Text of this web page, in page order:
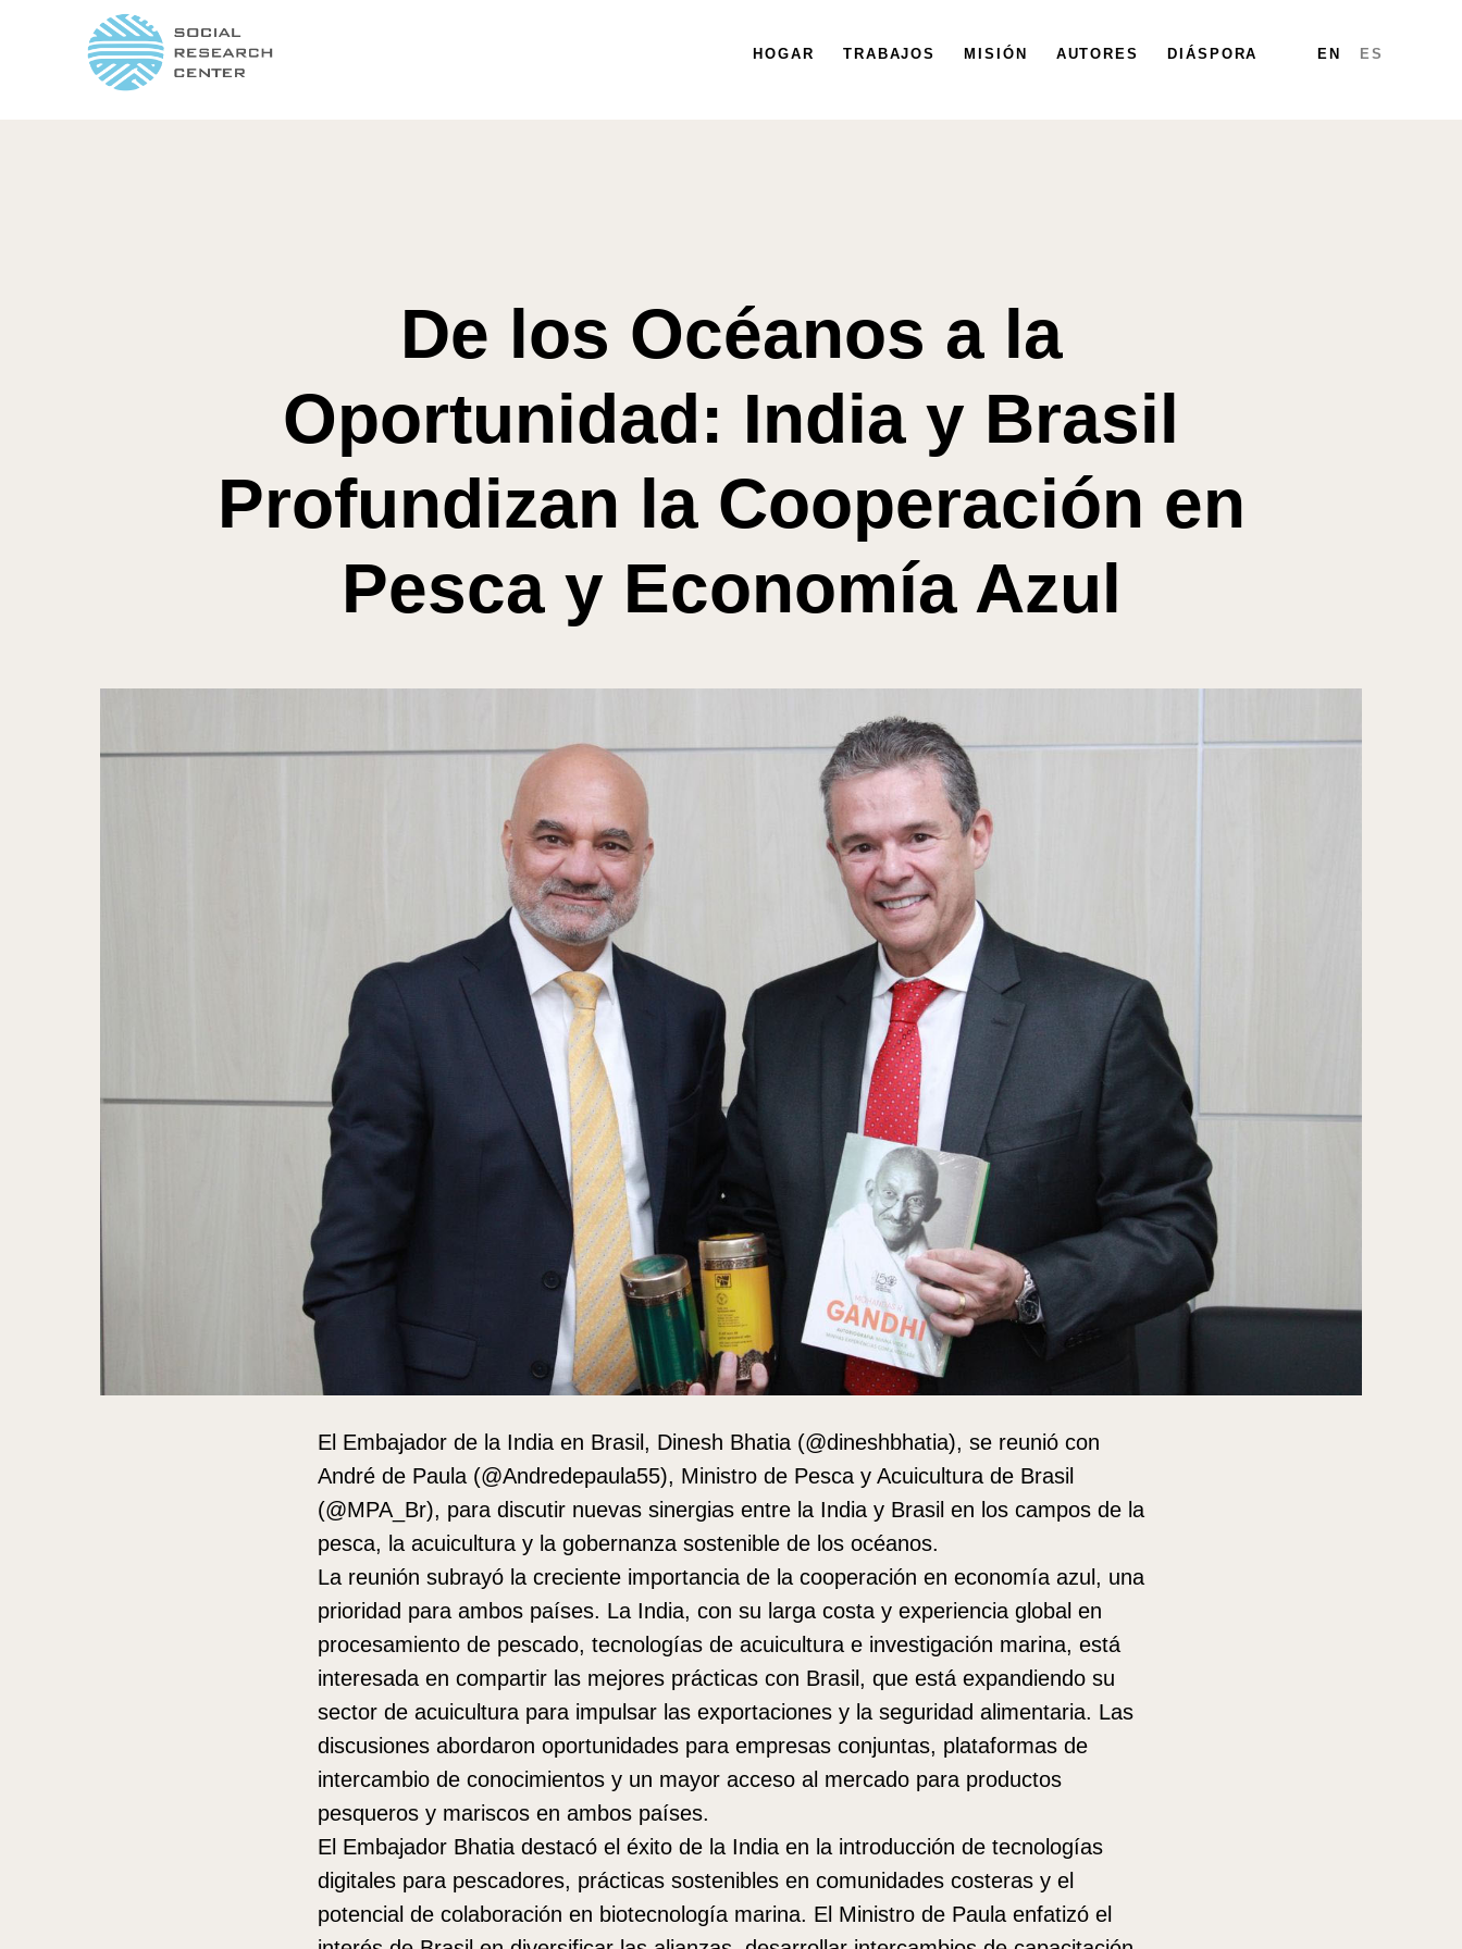
TRABAJOS MISIÓN PARTICIPA DIÁSPORA MAPA INFORMES
HOGAR TRABAJOS MISIÓN AUTORES DIÁSPORA EN ES
De los Océanos a la
Oportunidad: India y Brasil
Profundizan la Cooperación en
Pesca y Economía Azul
El Embajador de la India en Brasil, Dinesh Bhatia (@dineshbhatia), se reunió con
André de Paula (@Andredepaula55), Ministro de Pesca y Acuicultura de Brasil
(@MPA_Br), para discutir nuevas sinergias entre la India y Brasil en los campos de la
pesca, la acuicultura y la gobernanza sostenible de los océanos.
La reunión subrayó la creciente importancia de la cooperación en economía azul, una
prioridad para ambos países. La India, con su larga costa y experiencia global en
procesamiento de pescado, tecnologías de acuicultura e investigación marina, está
interesada en compartir las mejores prácticas con Brasil, que está expandiendo su
sector de acuicultura para impulsar las exportaciones y la seguridad alimentaria. Las
discusiones abordaron oportunidades para empresas conjuntas, plataformas de
intercambio de conocimientos y un mayor acceso al mercado para productos
pesqueros y mariscos en ambos países.
El Embajador Bhatia destacó el éxito de la India en la introducción de tecnologías
digitales para pescadores, prácticas sostenibles en comunidades costeras y el
potencial de colaboración en biotecnología marina. El Ministro de Paula enfatizó el